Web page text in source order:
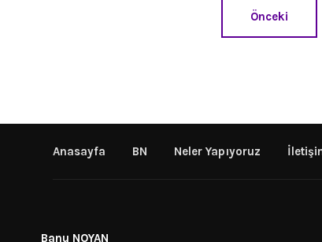
Önceki
Anasayfa BN Neler Yapıyoruz
Banu NOYAN